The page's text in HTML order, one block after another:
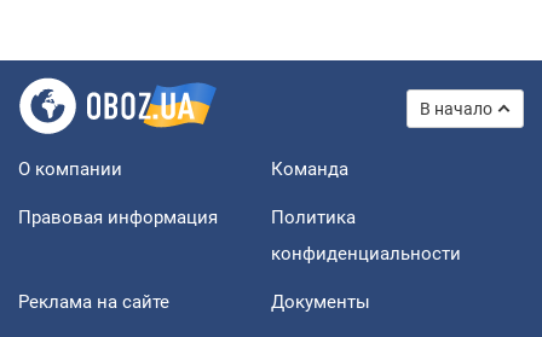
В начало
О компании Команда
Правовая информация
Политика
конфиденциальности
Реклама на сайте Документы